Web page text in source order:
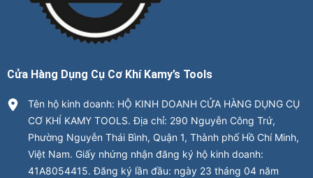
Cửa Hàng Dụng Cụ Cơ Khí Kamy’s Tools
Tên hộ kinh doanh: HỘ KINH DOANH CỬA HÀNG DỤNG CỤ
CƠ KHÍ KAMY TOOLS. Địa chỉ: 290 Nguyễn Công Trứ,
Phường Nguyễn Thái Bình, Quận 1, Thành phố Hồ Chí Minh,
Việt Nam. Giấy nhứng nhận đăng ký hộ kinh doanh:
41A8054415. Đăng ký lần đầu: ngày 23 tháng 04 năm